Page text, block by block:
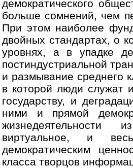
демократического
больше сомнений, чем
При этом наиболее
двойных стандартах, о
уровнях, а в упадке
постиндустриальной
и размывание среднего
в которой люди служат
государству, и
ними и прямой
жизнедеятельности
виртуальное, и
демократическим
класса творцов